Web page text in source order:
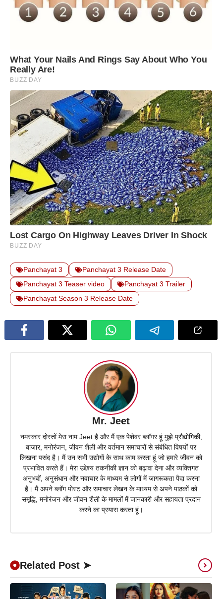
Panchayat 3
Panchayat 3 Release Date
Panchayat 3 Teaser video
Panchayat 3 Trailer
Panchayat Season 3 Release Date
Mr. Jeet
नमस्कार दोस्तों मेरा नाम Jeet है और मैं एक पेशेवर ब्लॉगर हूं मुझे प्रौद्योगिकी,
बाजार, मनोरंजन, जीवन शैली और वर्तमान समाचारों से संबंधित विषयों पर
लिखना पसंद है। मैं उन सभी उद्योगों के साथ काम करता हूं जो हमारे जीवन को
प्रभावित करते हैं। मेरा उद्देश्य तकनीकी ज्ञान को बढ़ावा देना और व्यक्तिगत
अनुभवों, अनुसंधान और नवाचार के माध्यम से लोगों में जागरूकता पैदा करना
है। मैं अपने ब्लॉग पोस्ट और समाचार लेखन के माध्यम से अपने पाठकों को
समृद्धि, मनोरंजन और जीवन शैली के मामलों में जानकारी और सहायता प्रदान
करने का प्रयास करता हूं।
Related Post ➤